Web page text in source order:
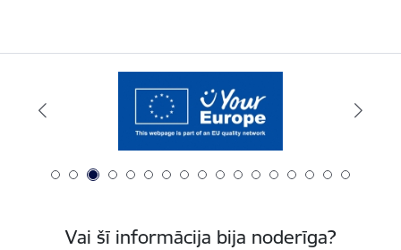
Vai šī informācija bija noderīga?